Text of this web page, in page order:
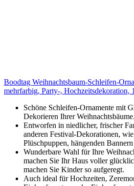
Boodtag Weihnachtsbaum-Schleifen-
mehrfarbig, Party-, Hochzeitsdekoration,
Schöne Schleifen-Ornamente mit
Dekorieren Ihrer Weihnachtsbäume.
Entworfen in niedlicher, frischer
anderen Festival-Dekorationen,
Plüschpuppen, hängenden
Wunderbare Wahl für Ihre
machen Sie Ihr Haus voller
machen Sie Kinder so aufgeregt.
Auch ideal für Hochzeiten,